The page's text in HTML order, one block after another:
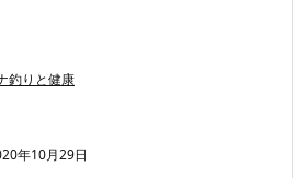
釣りと健康
年10月29日